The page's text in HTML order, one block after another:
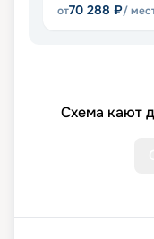
от70 288 ₽/
Схема кают